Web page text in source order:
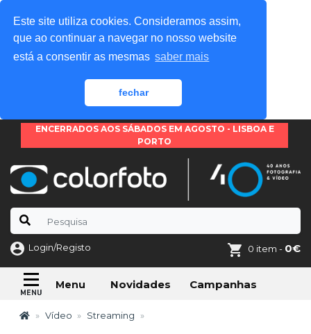
Este site utiliza cookies. Consideramos assim,
que ao continuar a navegar no nosso website
está a consentir as mesmas saber mais
fechar
ENCERRADOS AOS SÁBADOS EM AGOSTO - LISBOA E
PORTO
Login/Registo 0 item - 0€
Menu Novidades Campanhas
Vídeo Streaming